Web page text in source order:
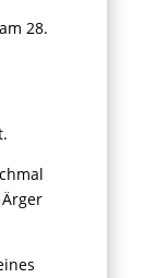
28.